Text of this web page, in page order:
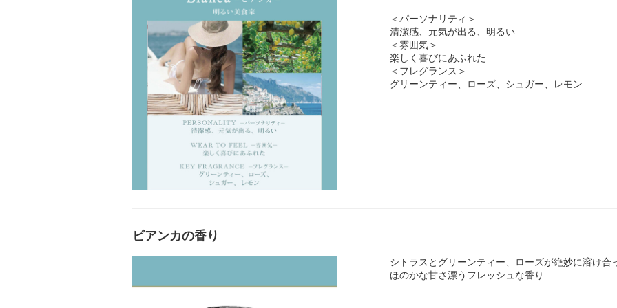
＜パーソナリティ＞
清潔感、元気が出る、明るい
＜雰囲気＞
楽しく喜びにあふれた
＜フレグランス＞
グリーンティー、ローズ、シュガー、レモン
ビアンカの香り
シトラスとグリーンティー、ローズが絶妙に溶け合
ほのかな甘さ漂うフレッシュな香り